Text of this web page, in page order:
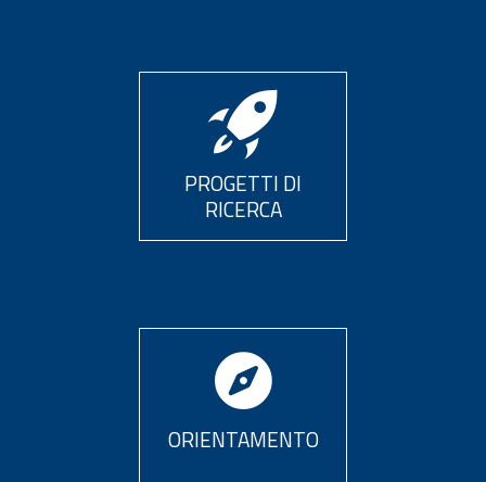
PROGETTI DI
RICERCA
ORIENTAMENTO